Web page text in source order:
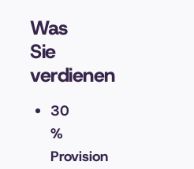
Was
Sie
verdienen
30
%
Provision